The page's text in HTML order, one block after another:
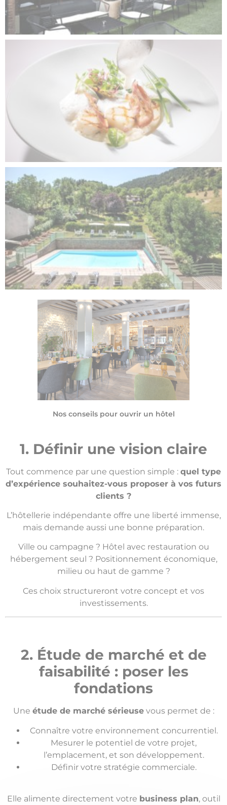
Nos conseils pour ouvrir un hôtel
1. Définir une vision claire
Tout commence par une question simple : quel type
d’expérience souhaitez-vous proposer à vos futurs
clients ?
L’hôtellerie indépendante offre une liberté immense,
mais demande aussi une bonne préparation.
Ville ou campagne ? Hôtel avec restauration ou
hébergement seul ? Positionnement économique,
milieu ou haut de gamme ?
Ces choix structureront votre concept et vos
investissements.
2. Étude de marché et de
faisabilité : poser les
fondations
Une étude de marché sérieusevous permet de :
Connaître votre environnement concurrentiel.
Mesurer le potentiel de votre projet,
l’emplacement, et son développement.
Définir votre stratégie commerciale.
Elle alimente directement votre business plan, outil